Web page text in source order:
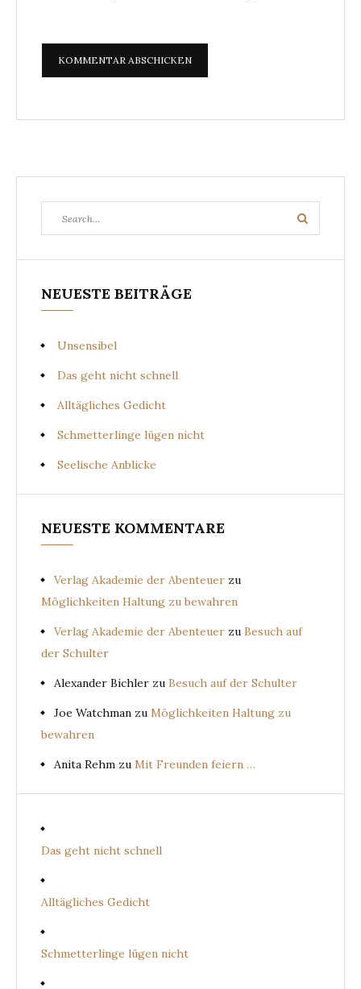
for:
Search
NEUESTE BEITRÄGE
Unsensibel
Das geht nicht schnell
Alltägliches Gedicht
Schmetterlinge lügen nicht
Seelische Anblicke
NEUESTE KOMMENTARE
Verlag Akademie der Abenteuer zu
Möglichkeiten Haltung zu bewahren
Verlag Akademie der Abenteuer zu Besuch auf
der Schulter
Alexander Bichler zu Besuch auf der Schulter
Joe Watchman zu Möglichkeiten Haltung zu
bewahren
Anita Rehm zu Mit Freunden feiern …
Das geht nicht schnell
Alltägliches Gedicht
Schmetterlinge lügen nicht